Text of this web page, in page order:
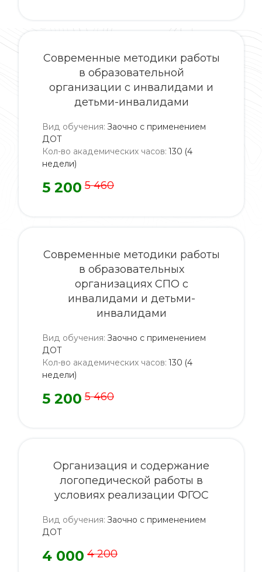
Современные методики работы
в образовательной
организации с инвалидами и
детьми-инвалидами
Вид обучения: Заочно с применением
ДОТ
Кол-во академических часов: 130 (4
недели)
5 200 5 460
Современные методики работы
в образовательных
организациях СПО с
инвалидами и детьми-
инвалидами
Вид обучения: Заочно с применением
ДОТ
Кол-во академических часов: 130 (4
недели)
5 200 5 460
Организация и содержание
логопедической работы в
условиях реализации ФГОС
Вид обучения: Заочно с применением
ДОТ
4 000 4 200